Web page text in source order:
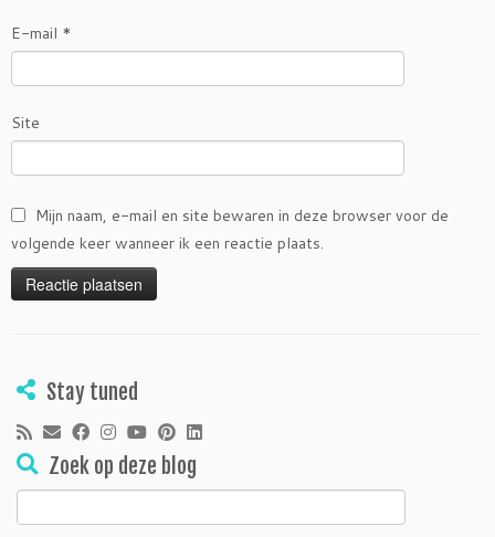
E-mail *
Site
Mijn naam, e-mail en site bewaren in deze browser voor de
volgende keer wanneer ik een reactie plaats.
Stay tuned
Zoek op deze blog
Zoeken
naar: